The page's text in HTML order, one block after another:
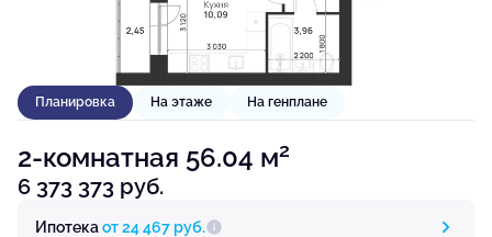
Планировка На этаже На генплане
2-комнатная 56.04 м2
6 373 373 руб.
Ипотекаот 24 467 руб.